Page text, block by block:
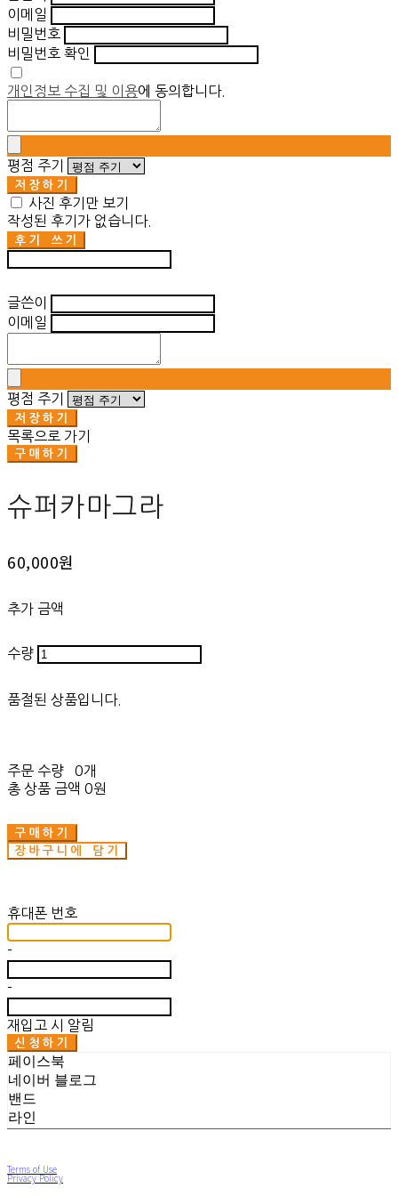
이메일
비밀번호
비밀번호 확인
개인정보 수집 및 이용에 동의합니다.
평점 주기
저장하기
사진 후기만 보기
작성된 후기가 없습니다.
후기 쓰기
글쓴이
이메일
평점 주기
저장하기
목록으로 가기
구매하기
슈퍼카마그라
60,000원
추가 금액
수량
품절된 상품입니다.
주문 수량
0개
총 상품 금액 0원
구매하기
장바구니에 담기
휴대폰 번호
-
-
재입고 시 알림
신청하기
페이스북
네이버 블로그
밴드
라인
Terms of Use
Privacy Policy
Confirm Entrepreneur Information